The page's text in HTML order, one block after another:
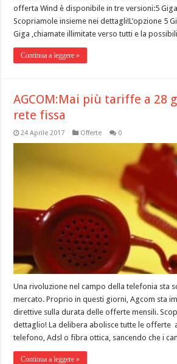
offerta Wind è disponibile in tre versioni:5
Scopriamole insieme nei dettagli!L’opzione 5
Giga ,chiamate illimitate verso tutti e la
Continua a leggere »
AGCOM:Mai più tariffe a 28
rete fissa
24 Aprile 2017 Offerte 0
Una rivoluzione nel campo della telefonia sta
mercato. Proprio in questi giorni, Agcom sta
direttive sulla durata delle offerte mensili.
dettaglio! La delibera abolisce tutte le offerte
telefono, Adsl o fibra ottica, sancendo che i
Continua a leggere »